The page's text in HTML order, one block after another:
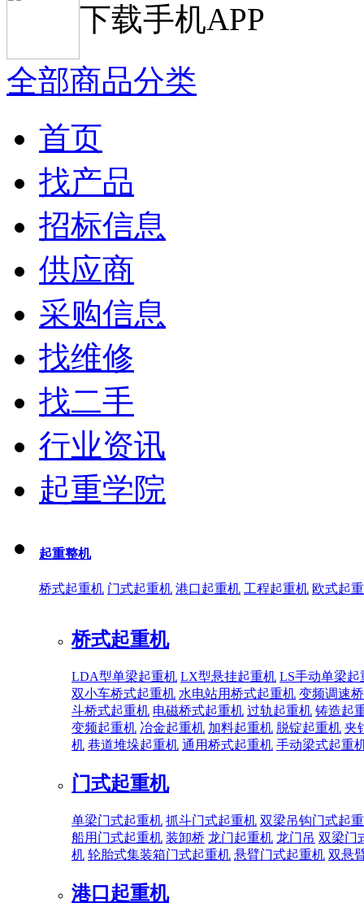
下载手机APP
全部商品分类
首页
找产品
招标信息
供应商
采购信息
找维修
找二手
行业资讯
起重学院
起重整机
桥式起重机 门式起重机 港口起重机 工程起重机 欧式起
桥式起重机
LDA型单梁起重机 LX型悬挂起重机 LS手动单梁起
双小车桥式起重机 水电站用桥式起重机 变频调速
斗桥式起重机 电磁桥式起重机 过轨起重机 铸造起
变频起重机 冶金起重机 加料起重机 脱锭起重机 夹
机 巷道堆垛起重机 通用桥式起重机 手动梁式起重
门式起重机
单梁门式起重机 抓斗门式起重机 双梁吊钩门式起
船用门式起重机 装卸桥 龙门起重机 龙门吊 双梁门
机 轮胎式集装箱门式起重机 悬臂门式起重机 双悬
港口起重机